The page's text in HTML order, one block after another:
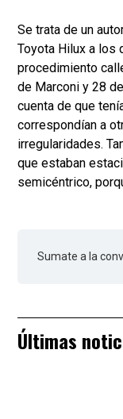
Se trata de un
Toyota Hilux a los
procedimiento
de Marconi y 28
cuenta de que
correspondían a
irregularidades.
que estaban
semicéntrico,
Sumate a la
Últimas